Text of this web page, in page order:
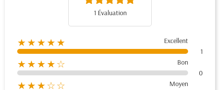
1 Évaluation
★★★★★
Excellent
1
★★★★☆
Bon
0
★★★☆☆
Moyen